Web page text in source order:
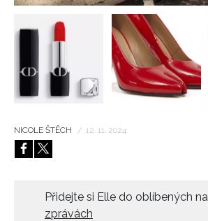
NICOLE ŠTĚCH / 12. 11. 2024
Přidejte si Elle do oblíbených na
zprávách